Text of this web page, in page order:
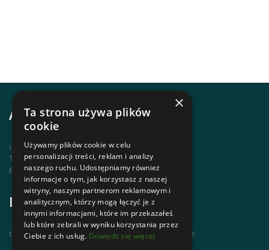
Adres i kontakt
ul. Krupówki 12, 34-500 Zakopane
Telefon | +48 1820 630 12
Email | biuro@zakopanepttk.pl
Informacje
Chodzimy po górach i zdobywamy GOT PTTK
×
Ta strona używa plików
cookie
Używamy plików cookie w celu
personalizacji treści, reklam i analizy
naszego ruchu. Udostępniamy również
informacje o tym, jak korzystasz z naszej
witryny, naszym partnerom reklamowym i
analitycznym, którzy mogą łączyć je z
innymi informacjami, które im przekazałeś
lub które zebrali w wyniku korzystania przez
Ciebie z ich usług. Dowiedz się więcej